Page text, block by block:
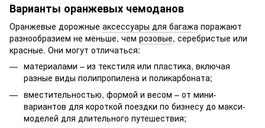
Варианты оранжевых чемоданов
Оранжевые дорожные аксессуары для багажа поражают
разнообразием не меньше, чем розовые, серебристые или
красные. Они могут отличаться:
материалами – из текстиля или пластика, включая
разные виды полипропилена и поликарбоната;
вместительностью, формой и весом – от мини-
вариантов для короткой поездки по бизнесу до макси-
моделей для длительного путешествия;